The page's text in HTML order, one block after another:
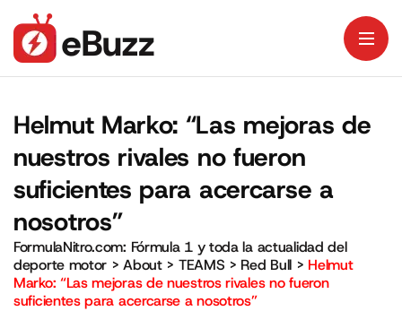
Helmut Marko: “Las mejoras de
nuestros rivales no fueron
suficientes para acercarse a
nosotros”
FormulaNitro.com: Fórmula 1 y toda la actualidad del
deporte motor >About> TEAMS > Red Bull > Helmut
Marko: “Las mejoras de nuestros rivales no fueron
suficientes para acercarse a nosotros”